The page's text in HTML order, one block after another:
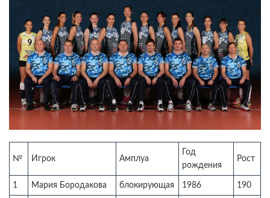
№ Игрок Амплуа
Год
рождения
Рост
1 Мария Бородакова блокирующая 1986 190